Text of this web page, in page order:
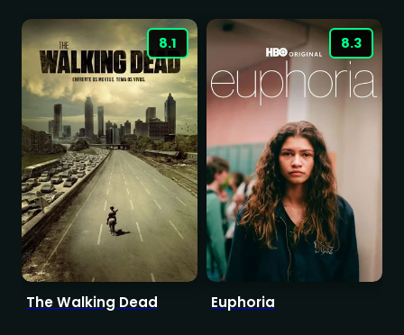
8.1
The Walking Dead
8.3
Euphoria